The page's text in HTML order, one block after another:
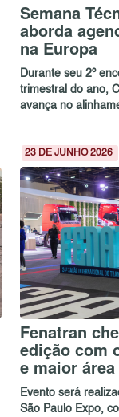
Semana
aborda
na Europa
Durante seu 2º
trimestral do ano,
avança no
23 DE JUNHO 2026
Fenatran
edição com
e maior
Evento será
São Paulo Expo,